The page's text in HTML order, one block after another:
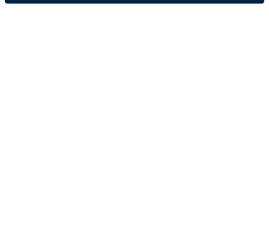
※本記事で紹介している商品の購入やサービスの利用により、売上の一部が